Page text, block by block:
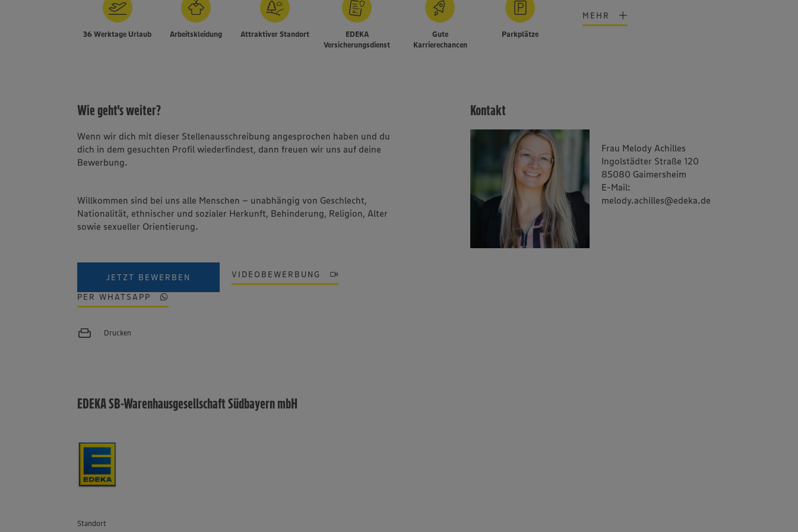
36 Werktage Urlaub Arbeitskleidung Attraktiver Standort
EDEKA
Versicherungsdienst
Gute
Karrierechancen
Parkplätze
MEHR
Wie geht's weiter?
Wenn wir dich mit dieser Stellenausschreibung angesprochen haben und du
dich in dem gesuchten Profil wiederfindest, dann freuen wir uns auf deine
Bewerbung.
Willkommen sind bei uns alle Menschen – unabhängig von Geschlecht,
Nationalität, ethnischer und sozialer Herkunft, Behinderung, Religion, Alter
sowie sexueller Orientierung.
JETZT BEWERBEN VIDEOBEWERBUNG
PER WHATSAPP
Drucken
Kontakt
Frau Melody Achilles
Ingolstädter Straße 120
85080 Gaimersheim
E-Mail:
melody.achilles@edeka.de
EDEKA SB-Warenhausgesellschaft Südbayern mbH
Standort